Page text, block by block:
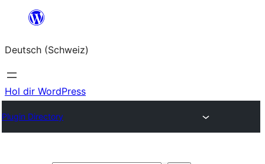
springen
Deutsch (Schweiz)
Hol dir WordPress
Plugin Directory